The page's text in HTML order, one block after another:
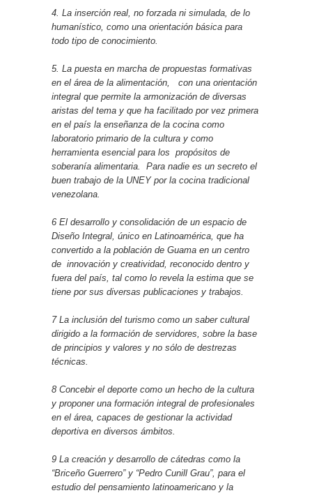
4. La inserción real, no forzada ni simulada, de lo
humanístico, como una orientación básica para
todo tipo de conocimiento.
5. La puesta en marcha de propuestas formativas
en el área de la alimentación, con una orientación
integral que permite la armonización de diversas
aristas del tema y que ha facilitado por vez primera
en el país la enseñanza de la cocina como
laboratorio primario de la cultura y como
herramienta esencial para los propósitos de
soberanía alimentaria. Para nadie es un secreto el
buen trabajo de la UNEY por la cocina tradicional
venezolana.
6 El desarrollo y consolidación de un espacio de
Diseño Integral, único en Latinoamérica, que ha
convertido a la población de Guama en un centro
de innovación y creatividad, reconocido dentro y
fuera del país, tal como lo revela la estima que se
tiene por sus diversas publicaciones y trabajos.
7 La inclusión del turismo como un saber cultural
dirigido a la formación de servidores, sobre la base
de principios y valores y no sólo de destrezas
técnicas.
8 Concebir el deporte como un hecho de la cultura
y proponer una formación integral de profesionales
en el área, capaces de gestionar la actividad
deportiva en diversos ámbitos.
9 La creación y desarrollo de cátedras como la
“Briceño Guerrero” y “Pedro Cunill Grau”, para el
estudio del pensamiento latinoamericano y la